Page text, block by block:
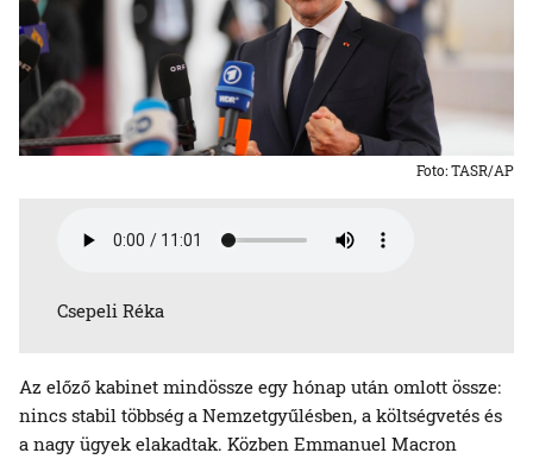
Foto: TASR/AP
Csepeli Réka
Az előző kabinet mindössze egy hónap után omlott össze:
nincs stabil többség a Nemzetgyűlésben, a költségvetés és
a nagy ügyek elakadtak. Közben Emmanuel Macron